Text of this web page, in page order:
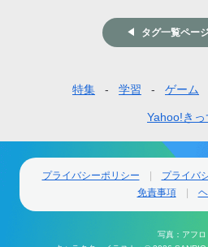
タグ一覧ペー
タ
ー
特集 学習 ゲーム
Yahoo!きっ
プライバシーポリシー プライバ
免責事項
写真：アフロ